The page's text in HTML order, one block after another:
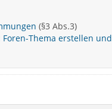
(§3 Abs.3)
Foren-Thema erstellen und